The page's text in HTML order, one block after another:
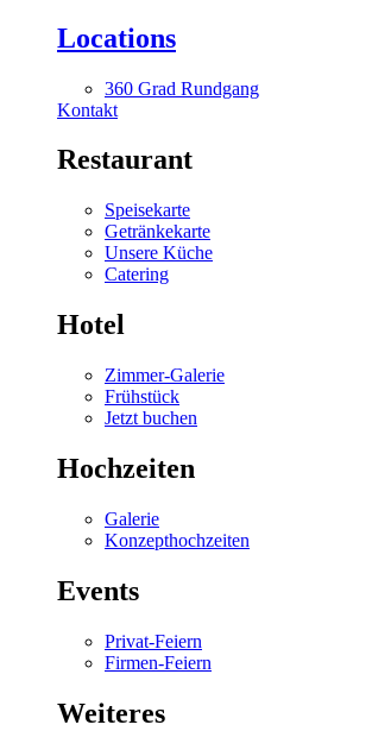
Locations
360 Grad Rundgang
Kontakt
Restaurant
Speisekarte
Getränkekarte
Unsere Küche
Catering
Hotel
Zimmer-Galerie
Frühstück
Jetzt buchen
Hochzeiten
Galerie
Konzepthochzeiten
Events
Privat-Feiern
Firmen-Feiern
Weiteres